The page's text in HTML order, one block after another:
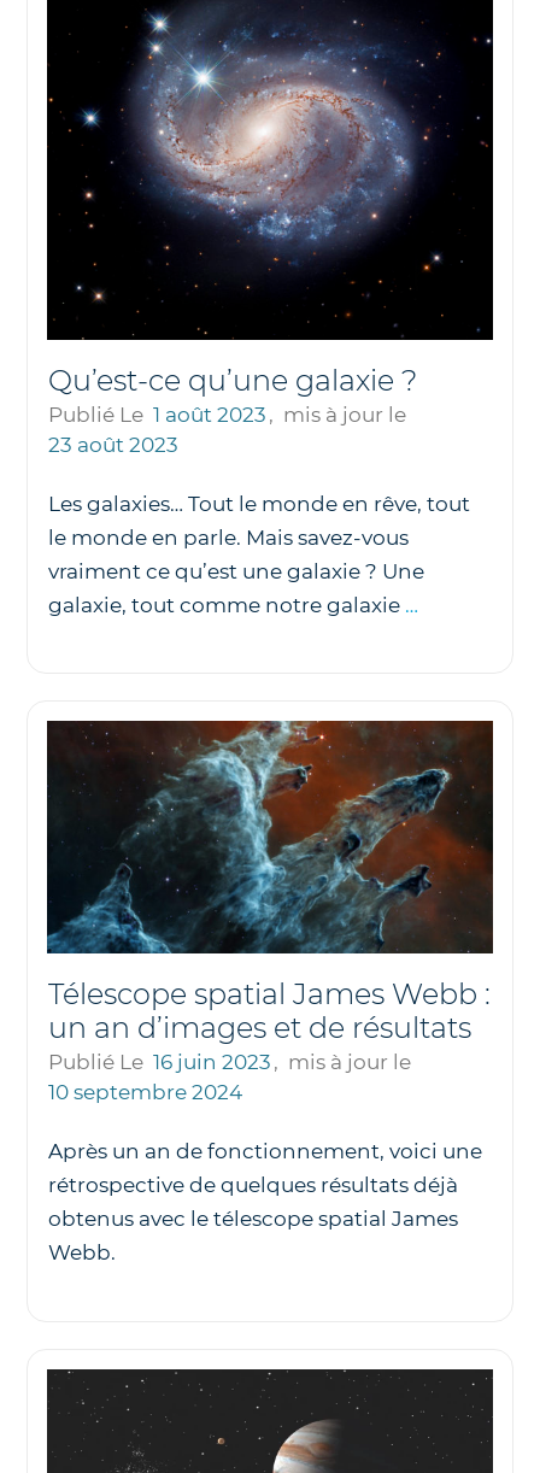
Qu’est-ce qu’une galaxie ?
Publié Le 1 août 2023 , mis à jour le
23 août 2023
Les galaxies… Tout le monde en rêve, tout
le monde en parle. Mais savez-vous
vraiment ce qu’est une galaxie ? Une
galaxie, tout comme notre galaxie …
?
Télescope spatial James Webb :
un an d’images et de résultats
Publié Le 16 juin 2023 , mis à jour le
10 septembre 2024
Après un an de fonctionnement, voici une
rétrospective de quelques résultats déjà
obtenus avec le télescope spatial James
Webb.